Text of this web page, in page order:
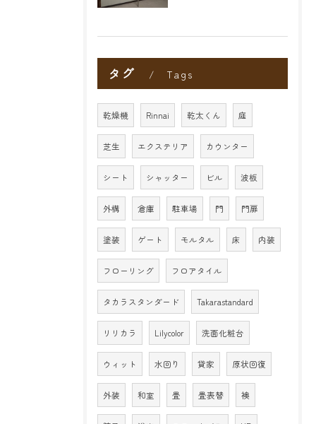
タグ Tags
乾燥機 Rinnai 乾太くん 庭
芝生 エクステリア カウンター
シート シャッター ビル 波板
外構 倉庫 駐車場 門 門扉
塗装 ゲート モルタル 床 内装
フローリング フロアタイル
タカラスタンダード Takarastandard
リリカラ Lilycolor 洗面化粧台
ウィット 水回り 貸家 原状回復
外装 和室 畳 畳表替 襖